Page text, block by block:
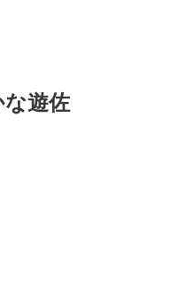
な遊佐